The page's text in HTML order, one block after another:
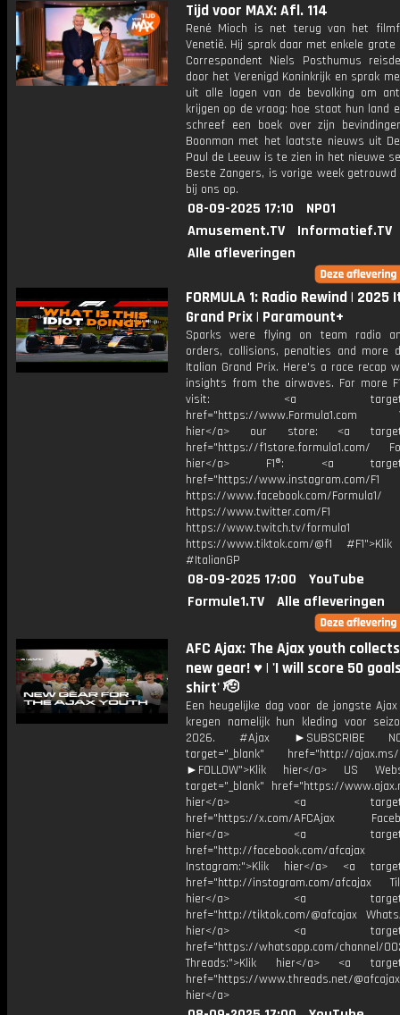
Tijd voor MAX: Afl. 114
René Mioch is net terug van het
Venetië. Hij sprak daar met enkele grote
Correspondent Niels Posthumus
door het Verenigd Koninkrijk en sprak
uit alle lagen van de bevolking om
krijgen op de vraag: hoe staat hun land
schreef een boek over zijn
Boonman met het laatste nieuws uit
Paul de Leeuw is te zien in het nieuwe
Beste Zangers, is vorige week
bij ons op.
08-09-2025 17:10
NPO1
Amusement.TV
Informatief.TV
Alle afleveringen
FORMULA 1: Radio Rewind | 2025
Grand Prix | Paramount+
Sparks were flying on team radio
orders, collisions, penalties and more
Italian Grand Prix. Here's a race recap
insights from the airwaves. For more
visit: <a
href="https://www.Formula1.com
hier</a> our store: <a
href="https://f1store.formula1.com/
hier</a> F1®: <a
href="https://www.instagram.com/F1
https://www.facebook.com/Formula1/
https://www.twitter.com/F1
https://www.twitch.tv/formula1
https://www.tiktok.com/@f1
#ItalianGP
08-09-2025 17:00
YouTube
Formule1.TV
Alle afleveringen
AFC Ajax: The Ajax youth
new gear! ♥️ | 'I will score 50
shirt' 🫡
Een heugelijke dag voor de jongste
kregen namelijk hun kleding voor
2026. #Ajax ►SUBSCRIBE
target="_blank" href="http://ajax.ms/
►FOLLOW">Klik hier</a> US
target="_blank" href="https://
hier</a> <a
href="https://x.com/AFCAjax
hier</a> <a
href="http://facebook.com/afcajax
Instagram:">Klik hier</a> <a
href="http://instagram.com/afcajax
hier</a> <a
href="http://tiktok.com/@afcajax
hier</a> <a
href="https://whatsapp.com/channel/
Threads:">Klik hier</a> <a
href="https://www.threads.net/
hier</a>